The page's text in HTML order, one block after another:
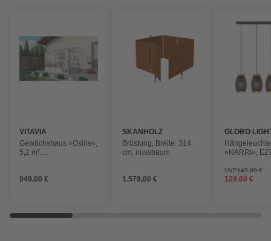
VITAVIA
Gewächshaus »Osiris«,
5,2 m²,
949,00 €
SKANHOLZ
Brüstung, Breite: 314
cm, nussbaum
1.579,00 €
GLOBO
Hängeleuchte
»NARRI«,
Leuchtmittel
UVP149,00 €
129,00 €